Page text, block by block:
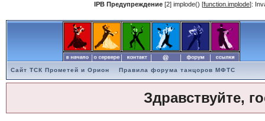
IPB Предупреждение [2] implode() [function.implode]:
Сайт ТСК Прометей и Орион Правила форума танцоров МФТС
Здравствуйте,